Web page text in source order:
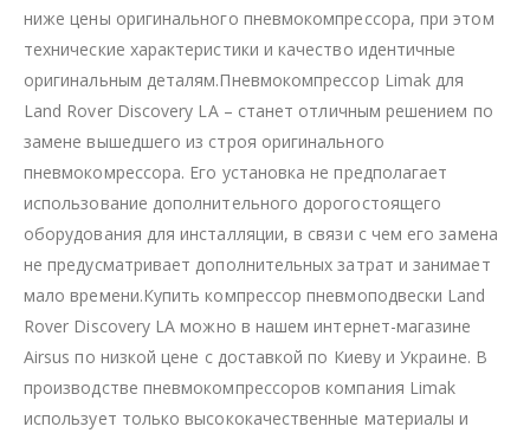
ниже цены оригинального пневмокомпрессора, при этом
технические характеристики и качество идентичные
оригинальным деталям.Пневмокомпрессор Limak для
Land Rover Discovery LA – станет отличным решением по
замене вышедшего из строя оригинального
пневмокомрессора. Его установка не предполагает
использование дополнительного дорогостоящего
оборудования для инсталляции, в связи с чем его замена
не предусматривает дополнительных затрат и занимает
мало времени.Купить компрессор пневмоподвески Land
Rover Discovery LA можно в нашем интернет-магазине
Airsus по низкой цене с доставкой по Киеву и Украине. В
производстве пневмокомпрессоров компания Limak
использует только высококачественные материалы и